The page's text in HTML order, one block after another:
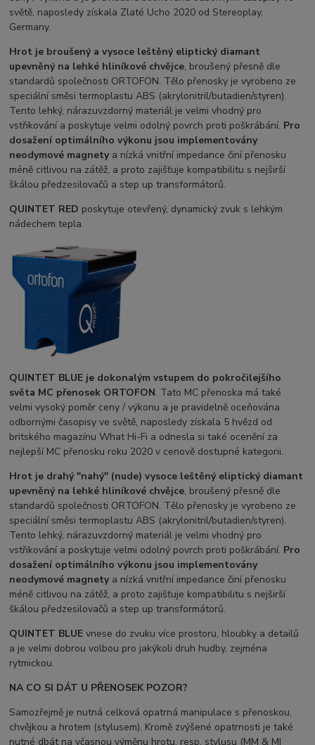
světě, naposledy získala Zlaté Ucho 2020 od Stereoplay,
Germany.
Hrot je broušený a vysoce leštěný eliptický diamant
upevněný na lehké hliníkové chvějce, broušený přesně dle
standardů společnosti ORTOFON. Tělo přenosky je vyrobeno ze
speciální směsi termoplastu ABS (akrylonitril/butadien/styren).
Tento lehký, nárazuvzdorný materiál je velmi vhodný pro
vstřikování a poskytuje velmi odolný povrch proti poškrábání. Pro
dosažení optimálního výkonu jsou implementovány
neodymové magnetya nízká vnitřní impedance činí přenosku
méně citlivou na zátěž, a proto zajišťuje kompatibilitu s nejširší
škálou předzesilovačů a step up transformátorů.
QUINTET RED poskytuje otevřený, dynamický zvuk s lehkým
nádechem tepla.
QUINTET BLUE je dokonalým vstupem do pokročilejšího
světa MC přenosek ORTOFON. Tato MC přenoska má také
velmi vysoký poměr ceny / výkonu a je pravidelně oceňována
odbornými časopisy ve světě, naposledy získala 5 hvězd od
britského magazínu What Hi-Fi a odnesla si také ocenění za
nejlepší MC přenosku roku 2020 v cenově dostupné kategorii.
Hrot je drahý "nahý" (nude) vysoce leštěný eliptický diamant
upevněný na lehké hliníkové chvějce, broušený přesně dle
standardů společnosti ORTOFON. Tělo přenosky je vyrobeno ze
speciální směsi termoplastu ABS (akrylonitril/butadien/styren).
Tento lehký, nárazuvzdorný materiál je velmi vhodný pro
vstřikování a poskytuje velmi odolný povrch proti poškrábání. Pro
dosažení optimálního výkonu jsou implementovány
neodymové magnetya nízká vnitřní impedance činí přenosku
méně citlivou na zátěž, a proto zajišťuje kompatibilitu s nejširší
škálou předzesilovačů a step up transformátorů.
QUINTET BLUEvnese do zvuku více prostoru, hloubky a detailů
a je velmi dobrou volbou pro jakýkoli druh hudby, zejména
rytmickou.
NA CO SI DÁT U PŘENOSEK POZOR?
Samozřejmě je nutná celková opatrná manipulace s přenoskou,
chvějkou a hrotem (stylusem). Kromě zvýšené opatrnosti je také
nutné dbát na včasnou výměnu hrotu, resp. stylusu (MM & MI